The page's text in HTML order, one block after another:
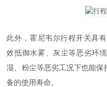
此外，霍尼韦尔行程开关具
效抵御水雾、灰尘等恶劣环
湿、粉尘等恶劣工况下也能
备的使用寿命。